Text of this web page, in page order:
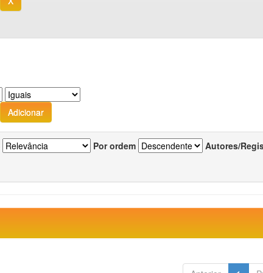
Por ordem Autores/